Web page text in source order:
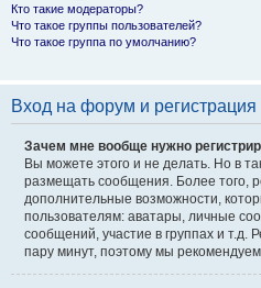
Кто такие модераторы?
Что такое группы пользователей?
Что такое группа по умолчанию?
Вход на форум и регистрация
Зачем мне вообще нужно
Вы можете этого и не делать. Но в
размещать сообщения. Более того,
дополнительные возможности,
пользователям: аватары, личные
сообщений, участие в группах и т.д.
пару минут, поэтому мы рекомендуем